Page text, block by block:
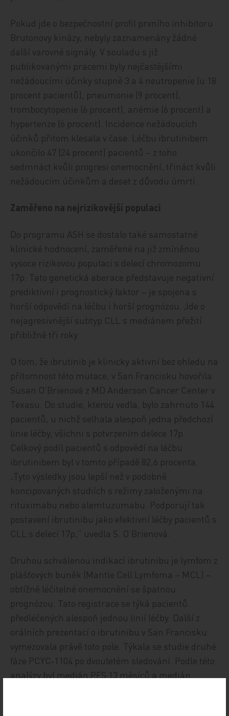
Pokud jde o bezpečnostní profil prvního inhibitoru
Brutonovy kinázy, nebyly zaznamenány žádné
další varovné signály. V souladu s již
publikovanými pracemi byly nejčastějšími
nežádoucími účinky stupně 3 a 4 neutropenie (u 18
procent pacientů), pneumonie (9 procent),
trombocytopenie (6 procent), anémie (6 procent) a
hypertenze (6 procent). Incidence nežádoucích
účinků přitom klesala v čase. Léčbu ibrutinibem
ukončilo 47 (24 procent) pacientů – z toho
sedmnáct kvůli progresi onemocnění, třináct kvůli
nežádoucím účinkům a deset z důvodu úmrtí.
Zaměřeno na nejrizikovější populaci
Do programu ASH se dostalo také samostatné
klinické hodnocení, zaměřené na již zmíněnou
vysoce rizikovou populaci s delecí chromozomu
17p. Tato genetická aberace představuje negativní
prediktivní i prognostický faktor – je spojena s
horší odpovědí na léčbu i horší prognózou. Jde o
nejagresivnější subtyp CLL s mediánem přežití
přibližně tři roky.
O tom, že ibrutinib je klinicky aktivní bez ohledu na
přítomnost této mutace, v San Francisku hovořila
Susan O’Brienová z MD Anderson Cancer Center v
Texasu. Do studie, kterou vedla, bylo zahrnuto 144
pacientů, u nichž selhala alespoň jedna předchozí
linie léčby, všichni s potvrzením delece 17p.
Celkový podíl pacientů s odpovědí na léčbu
ibrutinibem byl v tomto případě 82,6 procenta.
„Tyto výsledky jsou lepší než v podobně
koncipovaných studiích s režimy založenými na
rituximabu nebo alemtuzumabu. Podporují tak
postavení ibrutinibu jako efektivní léčby pacientů s
CLL s delecí 17p,“ uvedla S. O’Brienová.
Druhou schválenou indikací ibrutinibu je lymfom z
plášťových buněk (Mantle Cell Lymfoma – MCL) –
obtížně léčitelné onemocnění se špatnou
prognózou. Tato registrace se týká pacientů
předléčených alespoň jednou linií léčby. Další z
orálních prezentací o ibrutinibu v San Francisku
vymezovala právě toto pole. Týkala se studie druhé
fáze PCYC‑1104 po dvouletém sledování. Podle této
analýzy byl medián PFS 13 měsíců a medián